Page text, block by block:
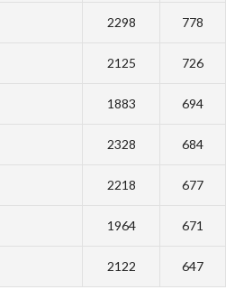
2298 778
2125 726
1883 694
2328 684
2218 677
1964 671
2122 647